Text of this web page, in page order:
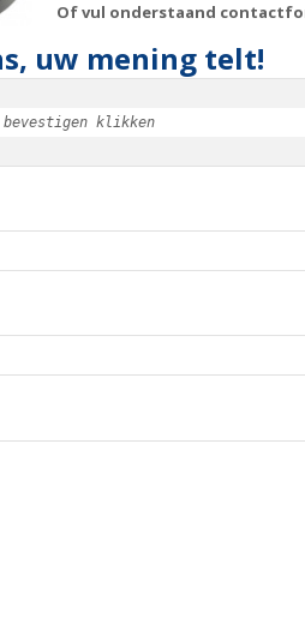
Of vul onderstaand
uw mening telt!
klikken